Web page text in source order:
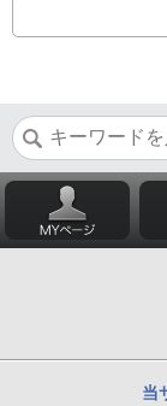
当